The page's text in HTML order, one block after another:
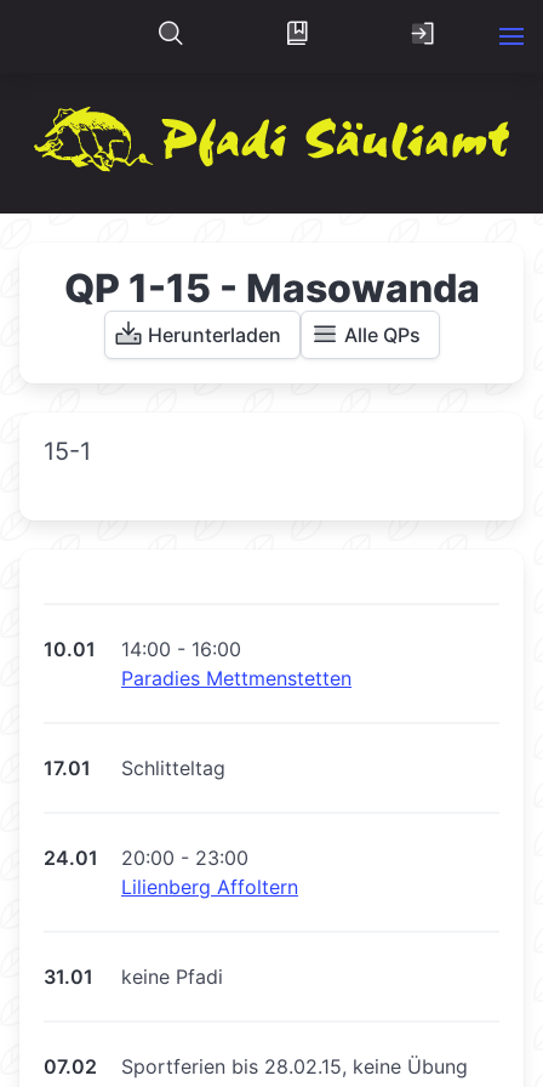
QP 1-15 - Masowanda
Herunterladen Alle QPs
15-1
10.01
14:00 - 16:00
Paradies Mettmenstetten
17.01 Schlitteltag
24.01
20:00 - 23:00
Lilienberg Affoltern
31.01 keine Pfadi
07.02 Sportferien bis 28.02.15, keine Übung